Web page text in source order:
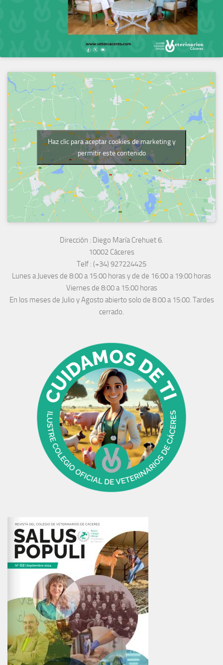
Haz clic para aceptar cookies de marketing y
permitir este contenido
Dirección : Diego María Crehuet 6.
10002 Cáceres
Telf : (+34) 927224425
Lunes a Jueves de 8:00 a 15:00 horas y de de 16:00 a 19:00 horas
Viernes de 8:00 a 15:00 horas
En los meses de Julio y Agosto abierto solo de 8:00 a 15:00. Tardes
cerrado.